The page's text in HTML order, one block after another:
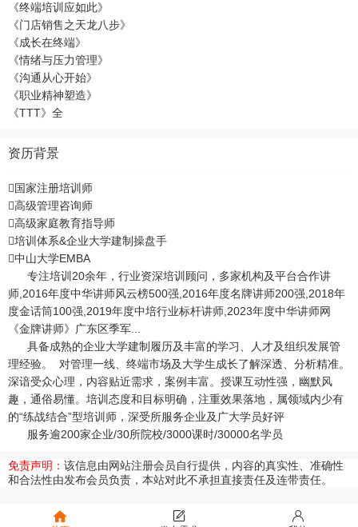
《终端培训应如此》
《门店销售之天龙八步》
《成长在终端》
《情绪与压力管理》
《沟通从心开始》
《职业精神塑造》
《TTT》全
资历背景
国家注册培训师
高级管理咨询师
高级家庭教育指导师
培训体系&企业大学建制操盘手
中山大学EMBA
专注培训20余年，行业资深培训顾问，多家机构及平台合作讲
师,2016年度中华讲师风云榜500强,2016年度名牌讲师200强,2018年
度金话筒100强,2019年度中培行业标杆讲师,2023年度中华讲师网
《金牌讲师》广东区季军...
具备成熟的企业大学建制履历及丰富的学习、人才及组织发展管
理经验。 对管理一线、终端市场及大学生成长了解深透、分析精准。
深谙受众心理，内容贴近需求，案例丰富。授课互动性强，幽默风
趣，通俗易懂。培训态度和目标明确，注重效果落地，属领域内少有
的“练战结合”型培训师，深受所服务企业及广大学员好评
服务逾200家企业/30所院校/3000课时/30000名学员
免责声明： 该信息由网站注册会员自行提供，内容的真实性、准确性
和合法性由发布会员负责，本站对此不承担直接责任及连带责任。